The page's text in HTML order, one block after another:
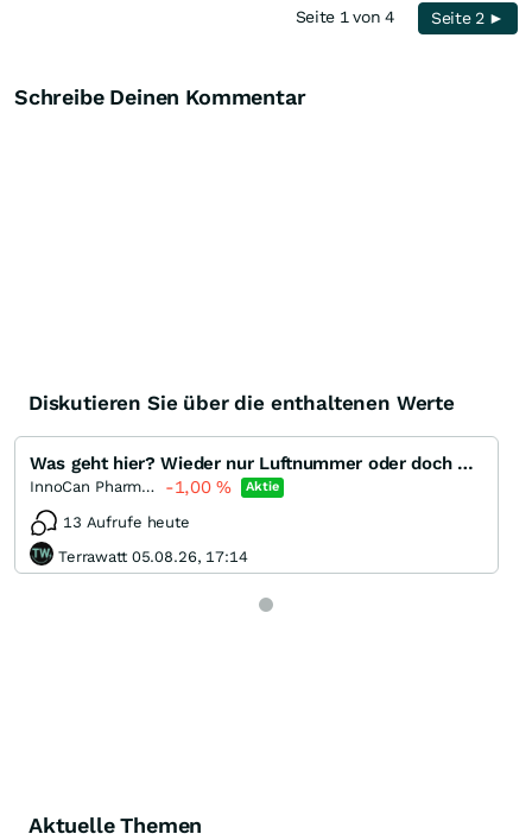
Seite 1 von 4 Seite 2 ►
Schreibe Deinen Kommentar
Diskutieren Sie über die enthaltenen Werte
Was geht hier? Wieder nur Luftnummer oder doch eine Rakete?
InnoCan Pharma Corporation -1,00% Aktie
13 Aufrufe heute
Terrawatt 05.08.26, 17:14
Aktuelle Themen